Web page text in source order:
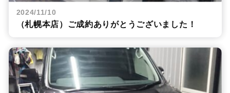
2024/11/10
（札幌本店）ご成約ありがとうございました！